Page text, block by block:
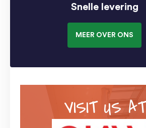
Snelle levering
MEER OVER ONS
VISIT US AT